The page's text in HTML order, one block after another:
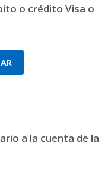
o crédito Visa o
a la cuenta de la